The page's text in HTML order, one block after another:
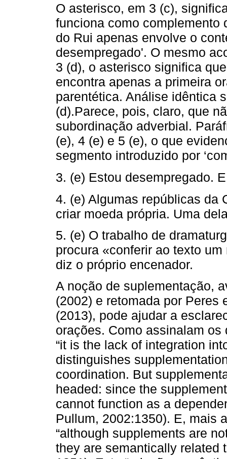
O asterisco, em 3 (c),
funciona como complemento
do Rui apenas envolve o
desempregado'. O mesmo
3 (d), o asterisco significa
encontra apenas a primeira
parentética. Análise idêntica
(d).Parece, pois, claro, que
subordinação adverbial.
(e), 4 (e) e 5 (e), o que
segmento introduzido por
3. (e) Estou desempregado.
4. (e) Algumas repúblicas da
criar moeda própria. Uma
5. (e) O trabalho de
procura «conferir ao texto
diz o próprio encenador.
A noção de suplementação,
(2002) e retomada por Peres
(2013), pode ajudar a
orações. Como assinalam
“it is the lack of integration
distinguishes
coordination. But
headed: since the
cannot function as a
Pullum, 2002:1350). E, mais
“although supplements are
they are semantically related